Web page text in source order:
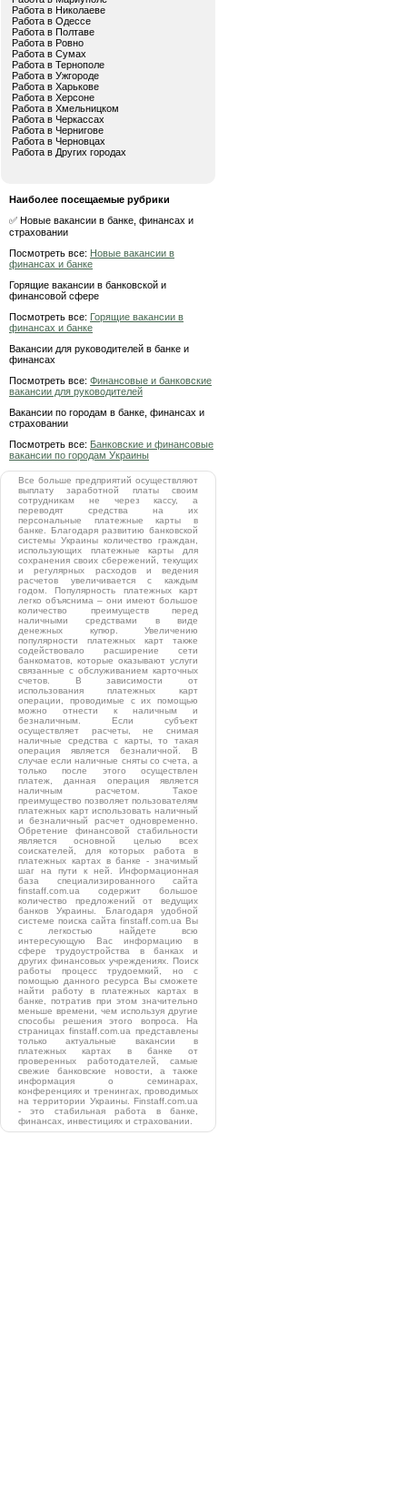
Работа в Николаеве
Работа в Одессе
Работа в Полтаве
Работа в Ровно
Работа в Сумах
Работа в Тернополе
Работа в Ужгороде
Работа в Харькове
Работа в Херсоне
Работа в Хмельницком
Работа в Черкассах
Работа в Чернигове
Работа в Черновцах
Работа в Других городах
Наиболее посещаемые рубрики
✅ Новые вакансии в банке, финансах и
страховании
Посмотреть все: Новые вакансии в
финансах и банке
Горящие вакансии в банковской и
финансовой сфере
Посмотреть все: Горящие вакансии в
финансах и банке
Вакансии для руководителей в банке и
финансах
Посмотреть все: Финансовые и банковские
вакансии для руководителей
Вакансии по городам в банке, финансах и
страховании
Посмотреть все: Банковские и финансовые
вакансии по городам Украины
Все больше предприятий осуществляют
выплату заработной платы своим
сотрудникам не через кассу, а
переводят средства на их
персональные платежные карты в
банке. Благодаря развитию банковской
системы Украины количество граждан,
использующих платежные карты для
сохранения своих сбережений, текущих
и регулярных расходов и ведения
расчетов увеличивается с каждым
годом. Популярность платежных карт
легко объяснима – они имеют большое
количество преимуществ перед
наличными средствами в виде
денежных купюр. Увеличению
популярности платежных карт также
содействовало расширение сети
банкоматов, которые оказывают услуги
связанные с обслуживанием карточных
счетов. В зависимости от
использования платежных карт
операции, проводимые с их помощью
можно отнести к наличным и
безналичным. Если субъект
осуществляет расчеты, не снимая
наличные средства с карты, то такая
операция является безналичной. В
случае если наличные сняты со счета, а
только после этого осуществлен
платеж, данная операция является
наличным расчетом. Такое
преимущество позволяет пользователям
платежных карт использовать наличный
и безналичный расчет одновременно.
Обретение финансовой стабильности
является основной целью всех
соискателей, для которых работа в
платежных картах в банке - значимый
шаг на пути к ней. Информационная
база специализированного сайта
finstaff.com.ua содержит большое
количество предложений от ведущих
банков Украины. Благодаря удобной
системе поиска сайта finstaff.com.ua Вы
с легкостью найдете всю
интересующую Вас информацию в
сфере трудоустройства в банках и
других финансовых учреждениях. Поиск
работы процесс трудоемкий, но с
помощью данного ресурса Вы сможете
найти работу в платежных картах в
банке, потратив при этом значительно
меньше времени, чем используя другие
способы решения этого вопроса. На
страницах finstaff.com.ua представлены
только актуальные вакансии в
платежных картах в банке от
проверенных работодателей, самые
свежие банковские новости, а также
информация о семинарах,
конференциях и тренингах, проводимых
на территории Украины. Finstaff.com.ua
- это стабильная работа в банке,
финансах, инвестициях и страховании.